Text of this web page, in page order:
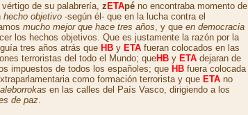
de su palabrería, z ETApé no encontraba momento de
hecho objetivo -según él- que en la lucha contra el
mucho mejor que hace tres años, y que en democracia
los hechos objetivos. Que es justamente la razón por la
tres años atrás que HB y ETA fueran colocados en las
terroristas del todo el Mundo; queHB y ETA dejaran de
impuestos de todos los españoles; que HB fuera colocada
como formación terrorista y que ETA no
en las calles del País Vasco, dirigiendo a los
de paz.